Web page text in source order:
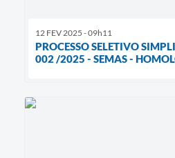
12 FEV 2025 - 09h11
PROCESSO SELETIVO
002 /2025 - SEMAS -